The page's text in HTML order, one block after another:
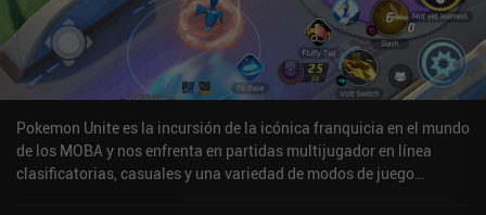
Pokemon Unite es la incursión de la icónica franquicia en el mundo
de los MOBA y nos enfrenta en partidas multijugador en línea
clasificatorias, casuales y una variedad de modos de juego